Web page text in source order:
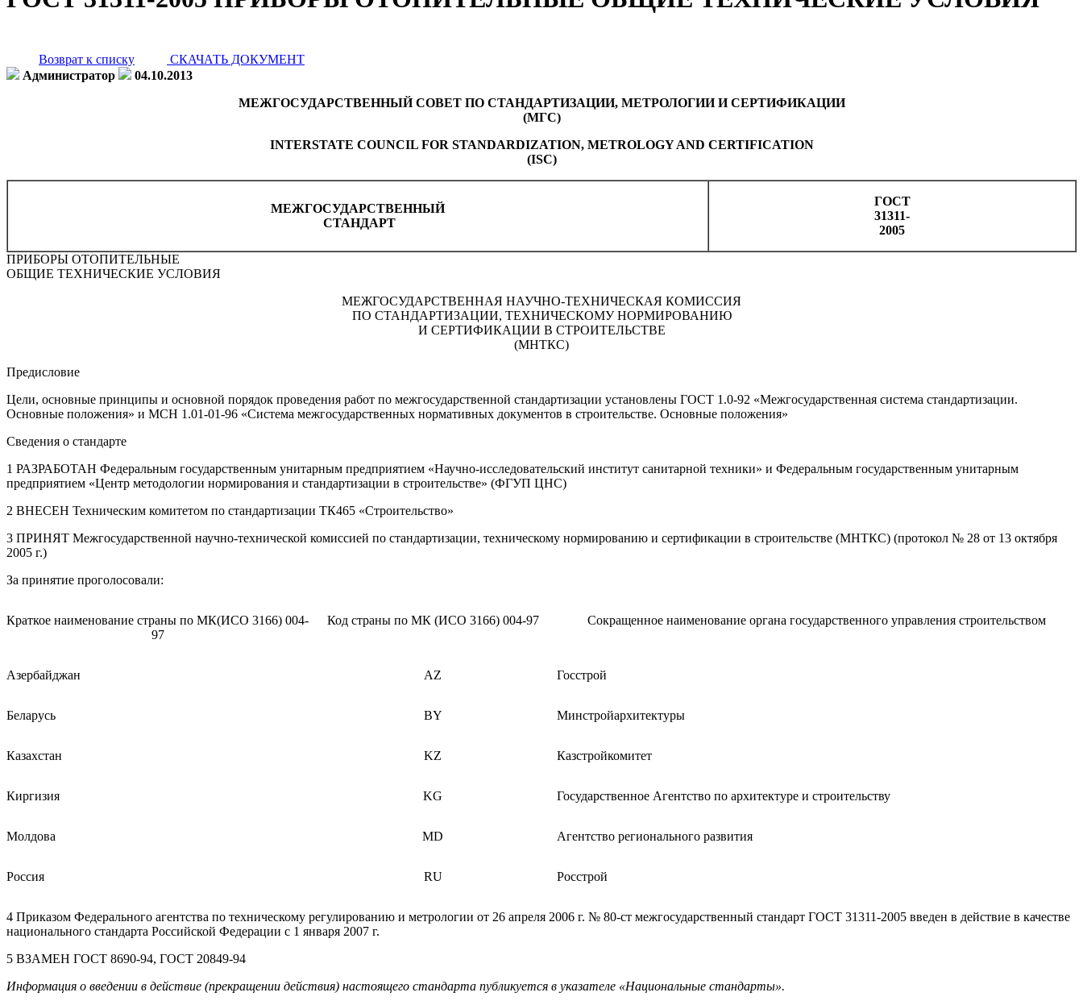
Возврат к списку
СКАЧАТЬ ДОКУМЕНТ
Администратор
04.10.2013
МЕЖГОСУДАРСТВЕННЫЙ СОВЕТ ПО СТАНДАРТИЗАЦИИ, МЕТРОЛОГИИ И СЕРТИФИКАЦИИ
(МГС)
INTERSTATE COUNCIL FOR STANDARDIZATION, METROLOGY AND CERTIFICATION
(ISC)
МЕЖГОСУДАРСТВЕННЫЙ
СТАНДАРТ
ГОСТ
31311-
2005
ПРИБОРЫ ОТОПИТЕЛЬНЫЕ
ОБЩИЕ ТЕХНИЧЕСКИЕ УСЛОВИЯ
МЕЖГОСУДАРСТВЕННАЯ НАУЧНО-ТЕХНИЧЕСКАЯ КОМИССИЯ
ПО СТАНДАРТИЗАЦИИ, ТЕХНИЧЕСКОМУ НОРМИРОВАНИЮ
И СЕРТИФИКАЦИИ В СТРОИТЕЛЬСТВЕ
(МНТКС)
Предисловие
Цели, основные принципы и основной порядок проведения работ по межгосударственной стандартизации установлены ГОСТ 1.0-92 «Межгосударственная система стандартизации.
Основные положения» и МСН 1.01-01-96 «Система межгосударственных нормативных документов в строительстве. Основные положения»
Сведения о стандарте
1 РАЗРАБОТАН Федеральным государственным унитарным предприятием «Научно-исследовательский институт санитарной техники» и Федеральным государственным унитарным
предприятием «Центр методологии нормирования и стандартизации в строительстве» (ФГУП ЦНС)
2 ВНЕСЕН Техническим комитетом по стандартизации ТК465 «Строительство»
3 ПРИНЯТ Межгосударственной научно-технической комиссией по стандартизации, техническому нормированию и сертификации в строительстве (МНТКС) (протокол № 28 от 13 октября
2005 г.)
За принятие проголосовали:
Краткое наименование страны по МК(ИСО 3166) 004-
97
Код страны по МК (ИСО 3166) 004-97 Сокращенное наименование органа государственного управления строительством
Азербайджан AZ Госстрой
Беларусь BY Минстройархитектуры
Казахстан KZ Казстройкомитет
Киргизия KG Государственное Агентство по архитектуре и строительству
Молдова MD Агентство регионального развития
Россия RU Росстрой
4 Приказом Федерального агентства по техническому регулированию и метрологии от 26 апреля 2006 г. № 80-ст межгосударственный стандарт ГОСТ 31311-2005 введен в действие в качестве
национального стандарта Российской Федерации с 1 января 2007 г.
5 ВЗАМЕН ГОСТ 8690-94, ГОСТ 20849-94
Информация о введении в действие (прекращении действия) настоящего стандарта публикуется в указателе «Национальные стандарты».